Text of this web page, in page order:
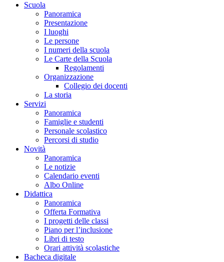
Scuola
Panoramica
Presentazione
I luoghi
Le persone
I numeri della scuola
Le Carte della Scuola
Regolamenti
Organizzazione
Collegio dei docenti
La storia
Servizi
Panoramica
Famiglie e studenti
Personale scolastico
Percorsi di studio
Novità
Panoramica
Le notizie
Calendario eventi
Albo Online
Didattica
Panoramica
Offerta Formativa
I progetti delle classi
Piano per l’inclusione
Libri di testo
Orari attività scolastiche
Bacheca digitale